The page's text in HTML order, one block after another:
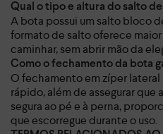
Qual o tipo e altura do salto
A bota possui um salto bloco
formato de salto oferece
caminhar, sem abrir mão da
Como o fechamento da bota
O fechamento em zíper
rápido, além de assegurar que
segura ao pé e à perna,
que escorregue durante o uso.